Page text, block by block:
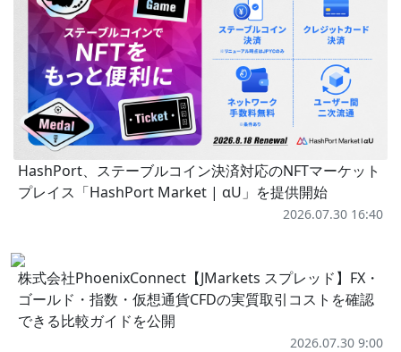
HashPort、ステーブルコイン決済対応のNFTマーケット
プレイス「HashPort Market | αU」を提供開始
2026.07.30 16:40
株式会社PhoenixConnect【JMarkets スプレッド】FX・
ゴールド・指数・仮想通貨CFDの実質取引コストを確認
できる比較ガイドを公開
2026.07.30 9:00